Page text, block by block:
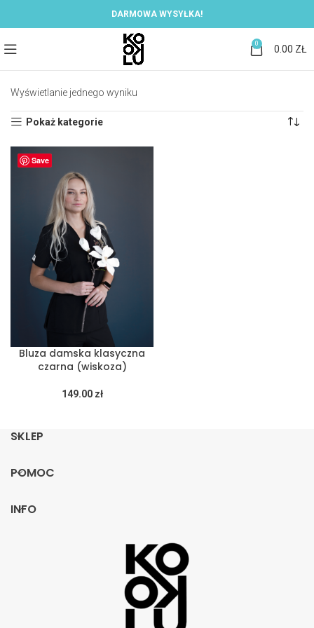
DARMOWA WYSYŁKA!
0 0.00 ZŁ
Wyświetlanie jednego wyniku
Pokaż kategorie
Save
Bluza damska klasyczna
czarna (wiskoza)
149.00 zł
SKLEP
POMOC
INFO